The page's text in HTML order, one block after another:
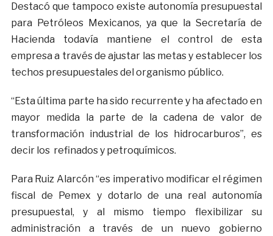
Destacó que tampoco existe autonomía presupuestal
para Petróleos Mexicanos, ya que la Secretaría de
Hacienda todavía mantiene el control de esta
empresa a través de ajustar las metas y establecer los
techos presupuestales del organismo público.
“Esta última parte ha sido recurrente y ha afectado en
mayor medida la parte de la cadena de valor de
transformación industrial de los hidrocarburos”, es
decir los refinados y petroquímicos.
Para Ruiz Alarcón “es imperativo modificar el régimen
fiscal de Pemex y dotarlo de una real autonomía
presupuestal, y al mismo tiempo flexibilizar su
administración a través de un nuevo gobierno